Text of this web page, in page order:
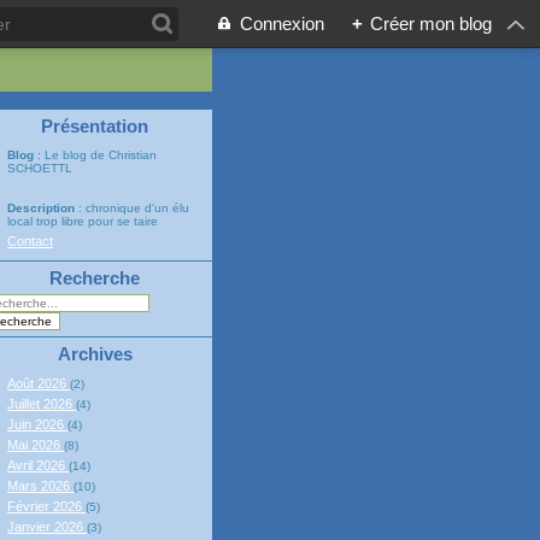
Connexion + Créer mon blog
Présentation
Blog : Le blog de Christian
SCHOETTL
Description : chronique d'un élu
local trop libre pour se taire
Contact
Recherche
Archives
Août 2026 (2)
Juillet 2026 (4)
Juin 2026 (4)
Mai 2026 (8)
Avril 2026 (14)
Mars 2026 (10)
Février 2026 (5)
Janvier 2026 (3)